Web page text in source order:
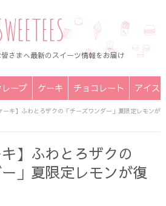
さまへ最新のスイーツ情報をお届け
レープ ケーキ チョコレート アイス
ーキ】ふわとろザクの「チーズワンダー」夏限定レモンが
】ふわとろザクの
ー」夏限定レモンが復